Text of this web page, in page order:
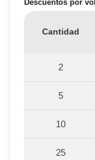
Descuentos por
Cantidad
2
5
10
25